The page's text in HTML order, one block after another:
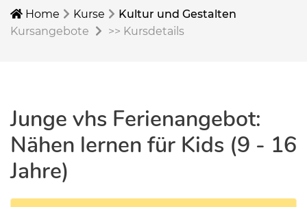
Home Kurse
Kultur und Gestalten
Kursangebote
>> Kursdetails
Junge vhs Ferienangebot:
Nähen lernen für Kids (9 - 16
Jahre)